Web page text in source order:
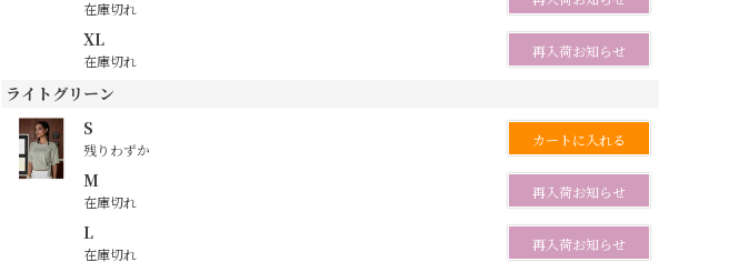
在庫切れ
XL
在庫切れ
再入荷お知らせ
ライトグリーン
S
残りわずか
カートに入れる
M
在庫切れ
再入荷お知らせ
L
在庫切れ
再入荷お知らせ